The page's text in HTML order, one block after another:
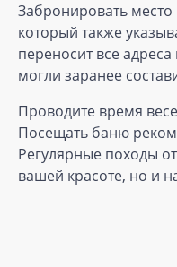
Забронировать
который также
переносит все
могли заранее
Проводите время
Посещать баню
Регулярные походы
вашей красоте, но и